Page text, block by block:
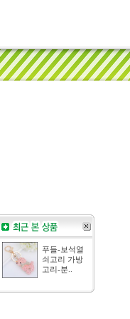
푸들-보석열
쇠고리 가방
고리-분..